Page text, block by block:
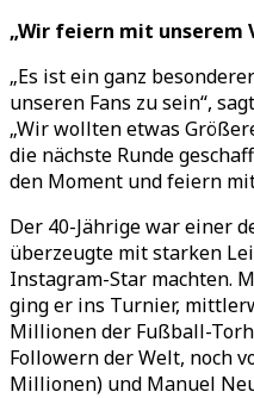
„Wir feiern mit unserem
„Es ist ein ganz
unseren Fans zu sein“,
„Wir wollten etwas
die nächste Runde
den Moment und feiern
Der 40-Jährige war einer
überzeugte mit starken
Instagram-Star machten.
ging er ins Turnier,
Millionen der Fußball-
Followern der Welt, noch
Millionen) und Manuel